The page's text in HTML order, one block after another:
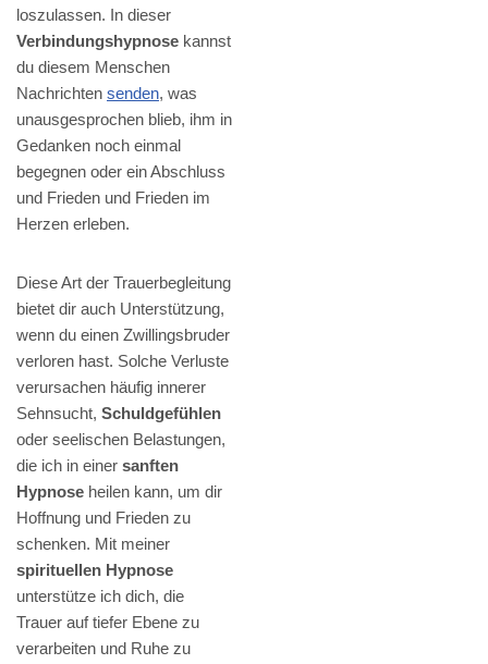
loszulassen. In dieser
Verbindungshypnose kannst
du diesem Menschen
Nachrichten senden, was
unausgesprochen blieb, ihm in
Gedanken noch einmal
begegnen oder ein Abschluss
und Frieden und Frieden im
Herzen erleben.
Diese Art der Trauerbegleitung
bietet dir auch Unterstützung,
wenn du einen Zwillingsbruder
verloren hast. Solche Verluste
verursachen häufig innerer
Sehnsucht, Schuldgefühlen
oder seelischen Belastungen,
die ich in einer sanften
Hypnose heilen kann, um dir
Hoffnung und Frieden zu
schenken. Mit meiner
spirituellen Hypnose
unterstütze ich dich, die
Trauer auf tiefer Ebene zu
verarbeiten und Ruhe zu